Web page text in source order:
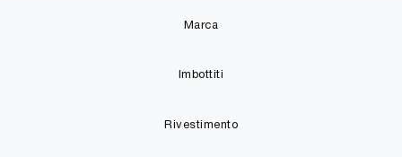
Marca
Imbottiti
Rivestimento